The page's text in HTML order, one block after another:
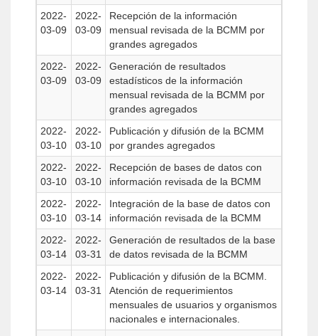
2022-
03-09
2022-
03-09
Recepción de la información
mensual revisada de la BCMM por
grandes agregados
2022-
03-09
2022-
03-09
Generación de resultados
estadísticos de la información
mensual revisada de la BCMM por
grandes agregados
2022-
03-10
2022-
03-10
Publicación y difusión de la BCMM
por grandes agregados
2022-
03-10
2022-
03-10
Recepción de bases de datos con
información revisada de la BCMM
2022-
03-10
2022-
03-14
Integración de la base de datos con
información revisada de la BCMM
2022-
03-14
2022-
03-31
Generación de resultados de la base
de datos revisada de la BCMM
2022-
03-14
2022-
03-31
Publicación y difusión de la BCMM.
Atención de requerimientos
mensuales de usuarios y organismos
nacionales e internacionales.